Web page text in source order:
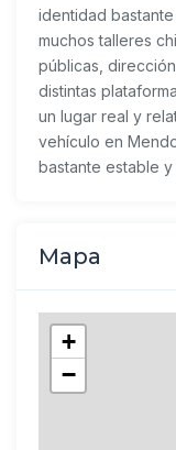
identidad
muchos talleres
públicas,
distintas
un lugar real y
vehículo en
bastante estable
Mapa
+
−